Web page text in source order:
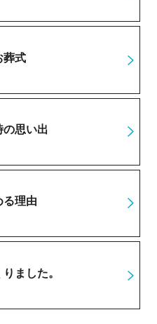
葬式
の思い出
る理由
ました。